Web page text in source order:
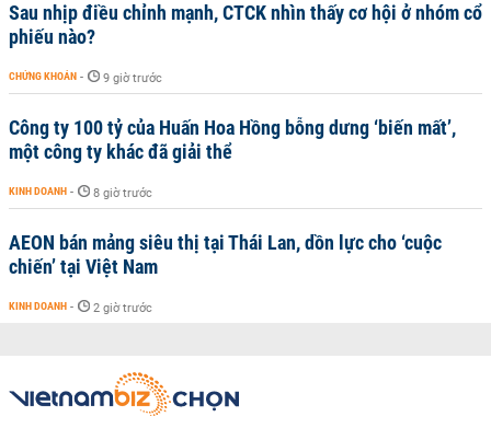
Sau nhịp điều chỉnh mạnh, CTCK nhìn thấy cơ hội ở nhóm cổ
phiếu nào?
CHỨNG KHOÁN - 9 giờ trước
Công ty 100 tỷ của Huấn Hoa Hồng bỗng dưng ‘biến mất’,
một công ty khác đã giải thể
KINH DOANH - 8 giờ trước
AEON bán mảng siêu thị tại Thái Lan, dồn lực cho ‘cuộc
chiến’ tại Việt Nam
KINH DOANH - 2 giờ trước